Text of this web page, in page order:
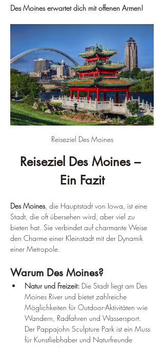
Des Moines erwartet dich mit offenen Armen!
Reiseziel Des Moines
Reiseziel Des Moines –
Ein Fazit
Des Moines, die Hauptstadt von Iowa, ist eine
Stadt, die oft übersehen wird, aber viel zu
bieten hat. Sie verbindet auf charmante Weise
den Charme einer Kleinstadt mit der Dynamik
einer Metropole.
Warum Des Moines?
Natur und Freizeit: Die Stadt liegt am Des
Moines River und bietet zahlreiche
Möglichkeiten für Outdoor-Aktivitäten wie
Wandern, Radfahren und Wassersport.
Der Pappajohn Sculpture Park ist ein Muss
für Kunstliebhaber und Naturfreunde